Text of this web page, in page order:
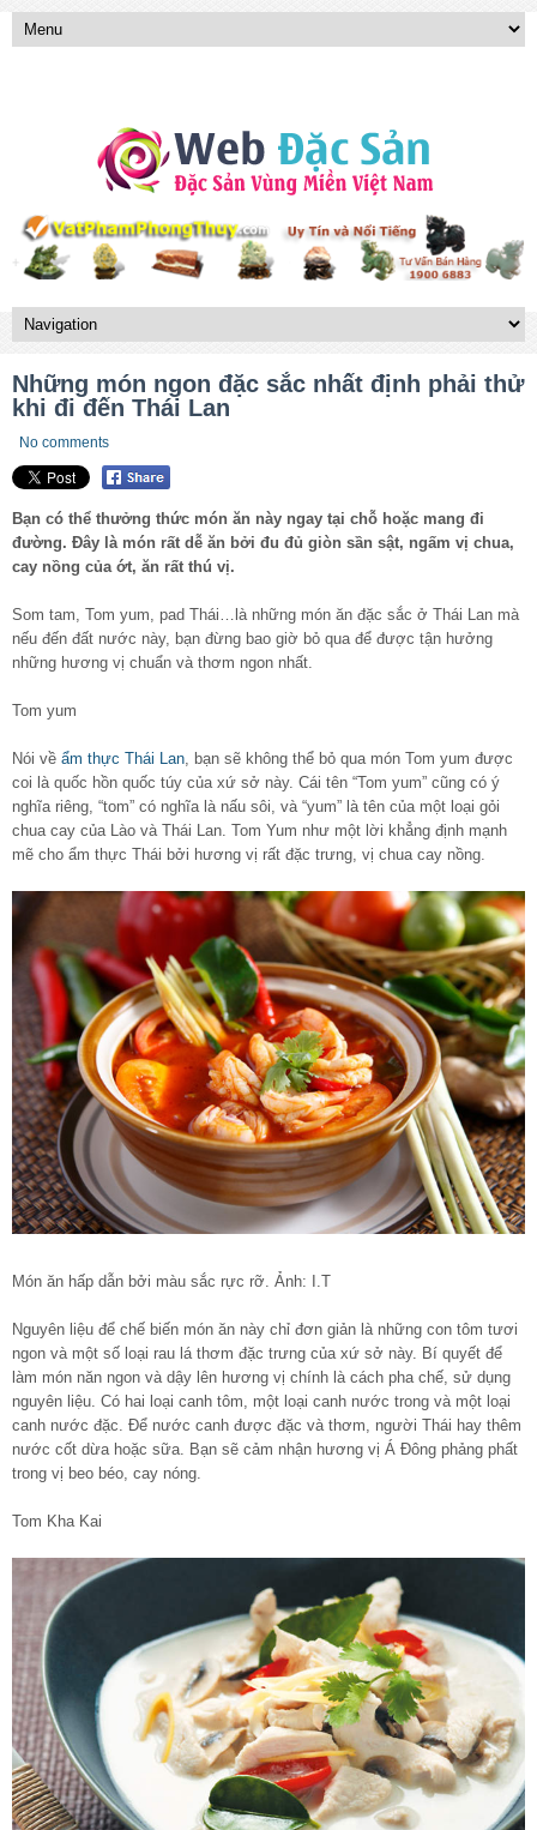
Những món ngon đặc sắc nhất định phải thử
khi đi đến Thái Lan
No comments
Bạn có thể thưởng thức món ăn này ngay tại chỗ hoặc mang đi
đường. Đây là món rất dễ ăn bởi đu đủ giòn sần sật, ngấm vị chua,
cay nồng của ớt, ăn rất thú vị.
Som tam, Tom yum, pad Thái…là những món ăn đặc sắc ở Thái Lan mà
nếu đến đất nước này, bạn đừng bao giờ bỏ qua để được tận hưởng
những hương vị chuẩn và thơm ngon nhất.
Tom yum
Nói về ẩm thực Thái Lan, bạn sẽ không thể bỏ qua món Tom yum được
coi là quốc hồn quốc túy của xứ sở này. Cái tên “Tom yum” cũng có ý
nghĩa riêng, “tom” có nghĩa là nấu sôi, và “yum” là tên của một loại gỏi
chua cay của Lào và Thái Lan. Tom Yum như một lời khẳng định mạnh
mẽ cho ẩm thực Thái bởi hương vị rất đặc trưng, vị chua cay nồng.
Món ăn hấp dẫn bởi màu sắc rực rỡ. Ảnh: I.T
Nguyên liệu để chế biến món ăn này chỉ đơn giản là những con tôm tươi
ngon và một số loại rau lá thơm đặc trưng của xứ sở này. Bí quyết để
làm món năn ngon và dậy lên hương vị chính là cách pha chế, sử dụng
nguyên liệu. Có hai loại canh tôm, một loại canh nước trong và một loại
canh nước đặc. Để nước canh được đặc và thơm, người Thái hay thêm
nước cốt dừa hoặc sữa. Bạn sẽ cảm nhận hương vị Á Đông phảng phất
trong vị beo béo, cay nóng.
Tom Kha Kai